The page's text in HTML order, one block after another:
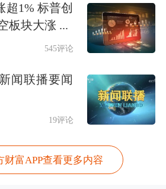
交记录来看，早盘出现
大额卖单。
资者喜爱的东阿阿胶昨
呢？昨日，东阿阿胶公
司今年一季度实现收入
增长3.56%；实现净利
比增长3.48%。
超1% 标普创
板块大涨 ...
545评论
闻联播要闻
19评论
财富APP查看更多内容